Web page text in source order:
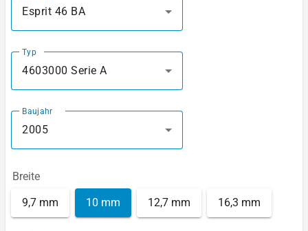
Esprit 46 BA
Typ
4603000 Serie A
Baujahr
2005
Breite
9,7 mm 10 mm 12,7 mm 16,3 mm